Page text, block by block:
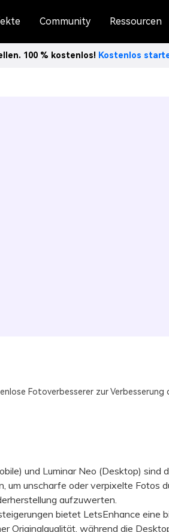
Community Ressourcen
100 % kostenlos! Kostenlos
Fotoverbesserer zur
und Luminar Neo (Desktop) sind
um unscharfe oder verpixelte Fotos
aufzuwerten.
bietet LetsEnhance eine
Originalqualität, während die